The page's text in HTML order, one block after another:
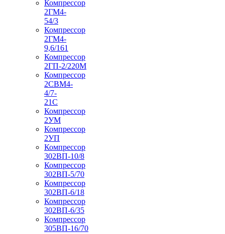
Компрессор
2ГМ4-
54/3
Компрессор
2ГМ4-
9,6/161
Компрессор
2ГП-2/220М
Компрессор
2СВМ4-
4/7-
21С
Компрессор
2УМ
Компрессор
2УП
Компрессор
302ВП-10/8
Компрессор
302ВП-5/70
Компрессор
302ВП-6/18
Компрессор
302ВП-6/35
Компрессор
305ВП-16/70